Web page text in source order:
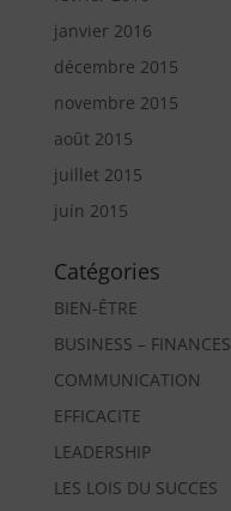
janvier 2016
décembre 2015
novembre 2015
août 2015
juillet 2015
juin 2015
Catégories
BIEN-ÊTRE
BUSINESS – FINANCES
COMMUNICATION
EFFICACITE
LEADERSHIP
LES LOIS DU SUCCES